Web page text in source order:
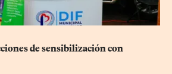
de sensibilización con